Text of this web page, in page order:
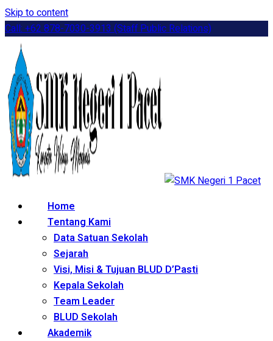
Skip to content
Call: +62 878-7030-3913 (Staff Public Relations)
Home
Tentang Kami
Data Satuan Sekolah
Sejarah
Visi, Misi & Tujuan BLUD D’Pasti
Kepala Sekolah
Team Leader
BLUD Sekolah
Akademik